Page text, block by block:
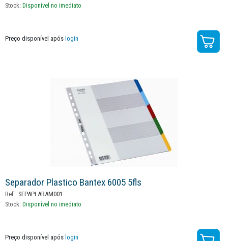
Stock: Disponível no imediato
Preço disponível após login
Separador Plastico Bantex 6005 5fls
Ref.: SEPAPLABAM001
Stock: Disponível no imediato
Preço disponível após login